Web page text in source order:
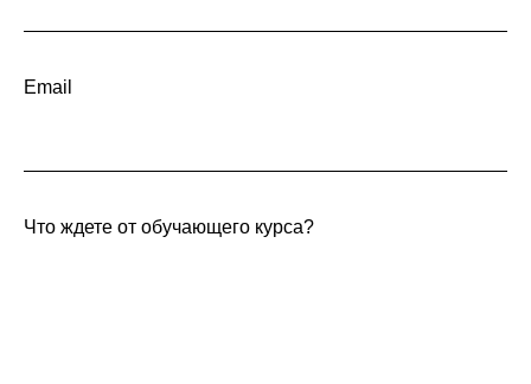
Email
Что ждете от обучающего курса?